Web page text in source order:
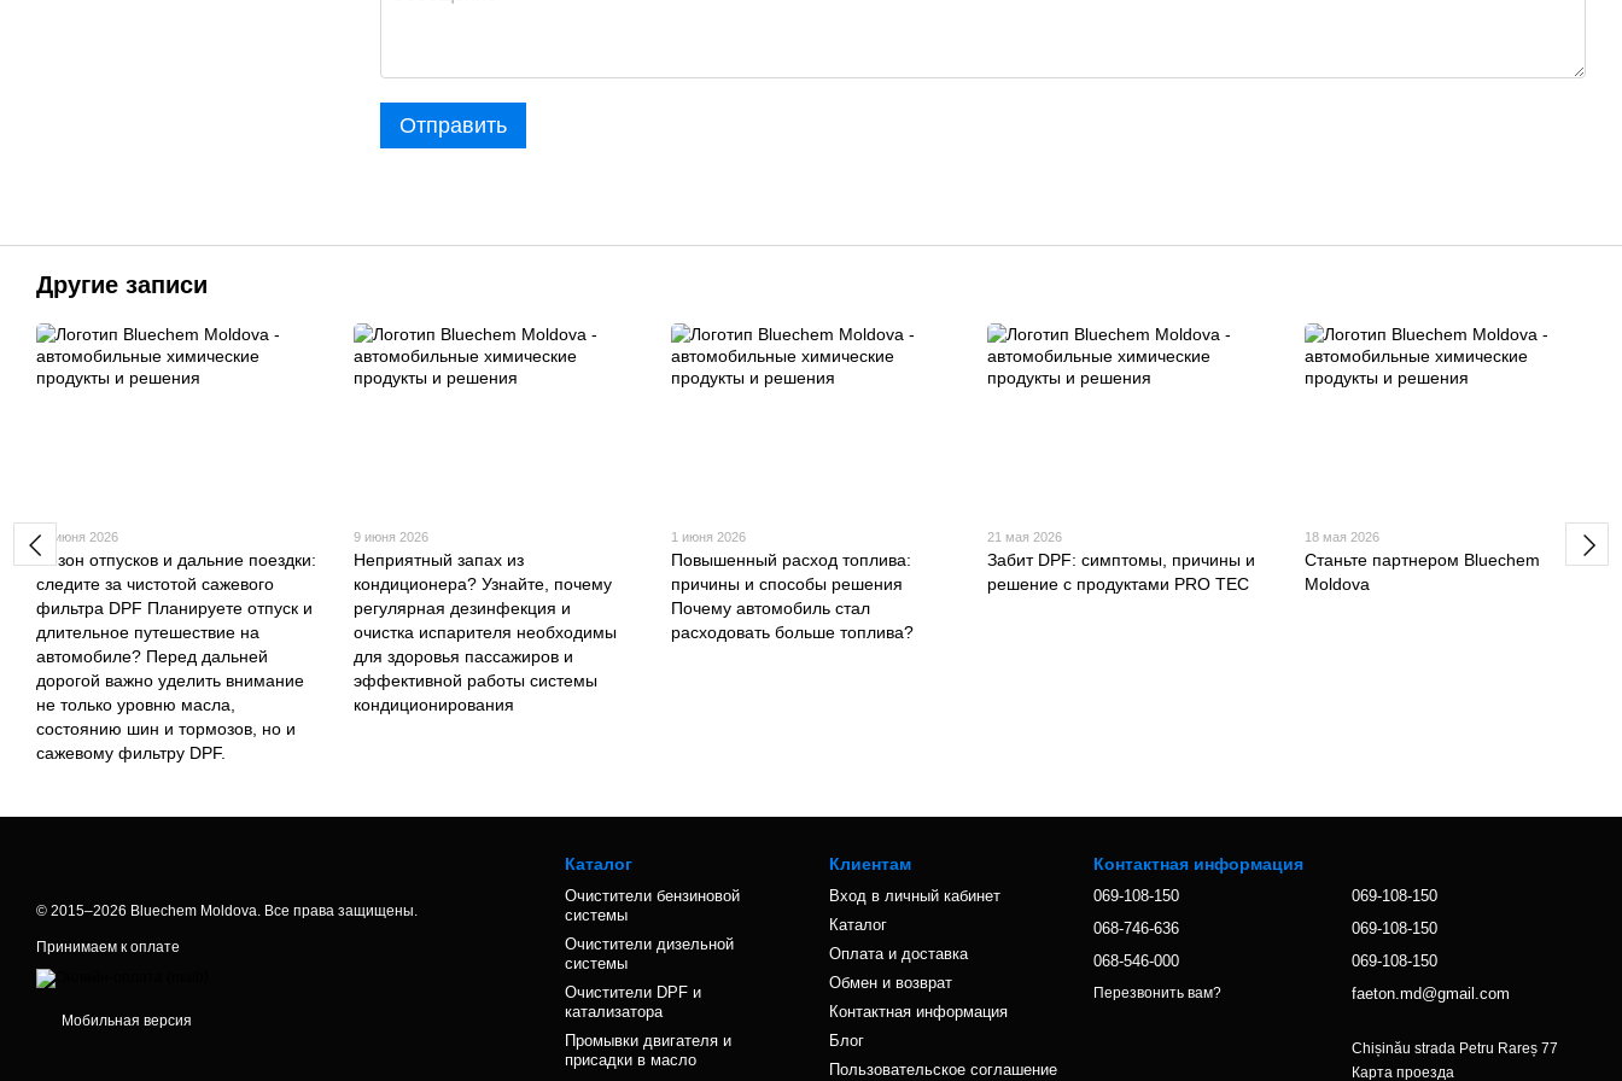
Отправить
Другие записи
12 июня 2026
Сезон отпусков и дальние поездки:
следите за чистотой сажевого
фильтра DPF Планируете отпуск и
длительное путешествие на
автомобиле? Перед дальней
дорогой важно уделить внимание
не только уровню масла,
состоянию шин и тормозов, но и
сажевому фильтру DPF.
9 июня 2026
Неприятный запах из
кондиционера? Узнайте, почему
регулярная дезинфекция и
очистка испарителя необходимы
для здоровья пассажиров и
эффективной работы системы
кондиционирования
1 июня 2026
Повышенный расход топлива:
причины и способы решения
Почему автомобиль стал
расходовать больше топлива?
21 мая 2026
Забит DPF: симптомы, причины и
решение с продуктами PRO TEC
18 мая 2026
Станьте партнером Bluechem
Moldova
© 2015–2026 Bluechem Moldova. Все права защищены.
Принимаем к оплате
Мобильная версия
Каталог
Очистители бензиновой
системы
Очистители дизельной
системы
Очистители DPF и
катализатора
Промывки двигателя и
присадки в масло
Клиентам
Вход в личный кабинет
Каталог
Оплата и доставка
Обмен и возврат
Контактная информация
Блог
Пользовательское соглашение
Контактная информация
069-108-150
068-746-636
068-546-000
Перезвонить вам?
069-108-150
069-108-150
069-108-150
faeton.md@gmail.com
Chișinău strada Petru Rareș 77
Карта проезда